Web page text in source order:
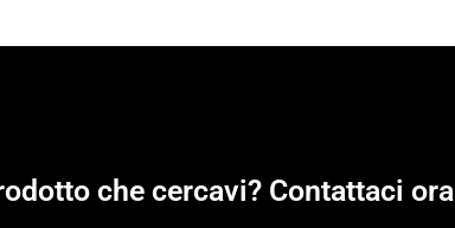
che cercavi? Contattaci ora